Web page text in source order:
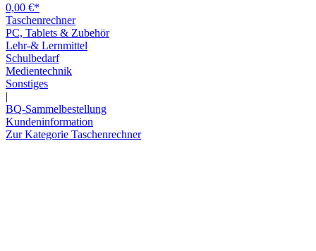
0,00 €*
Taschenrechner
PC, Tablets & Zubehör
Lehr-& Lernmittel
Schulbedarf
Medientechnik
Sonstiges
|
BQ-Sammelbestellung
Kundeninformation
Zur Kategorie Taschenrechner